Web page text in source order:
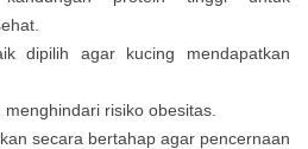
dipilih agar kucing mendapatkan
risiko obesitas.
secara bertahap agar pencernaan